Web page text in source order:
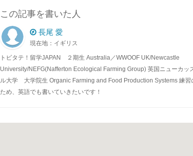
この記事を書いた人
長尾 愛
現在地：イギリス
トビタテ！留学JAPAN ２期生 Australia／WWOOF UK/Newcastle
University/NEFG(Nafferton Ecological Farming Group) 英国ニューカッ
ル大学 大学院生 Organic Farming and Food Production Systems 練習
ため、英語でも書いていきたいです！